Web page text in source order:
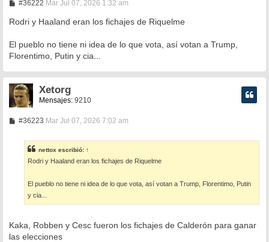
#36222M
n
s
j
Mar Jul 07, 2026 1:32 am
Rodri y Haaland eran los fichajes de Riquelme
El pueblo no tiene ni idea de lo que vota, así votan a Trump,
Florentimo, Putin y cia...
Xetorg
Mensajes: 9210
#36223M
a
j
Mar Jul 07, 2026 7:02 am
nettox escribió: ↑
Rodri y Haaland eran los fichajes de Riquelme
El pueblo no tiene ni idea de lo que vota, así votan a Trump, Florentimo, Putin
y cia...
Kaka, Robben y Cesc fueron los fichajes de Calderón para ganar
las elecciones